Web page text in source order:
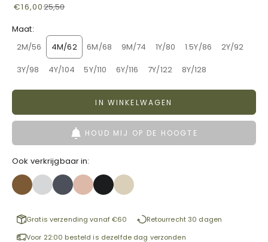
Aanbiedingsprijs
€16,00Normale prijs
25,50
Maat:
2M/56
4M/62 6M/68 9M/74 1Y/80 1.5Y/86
2Y/92
3Y/98
4Y/104 5Y/110 6Y/116 7Y/122 8Y/128
IN WINKELWAGEN
HOUD MIJ OP DE HOOGTE
Ook verkrijgbaar in:
Gratis verzending vanaf €60
Retourrecht 30 dagen
Voor 22:00 besteld is dezelfde dag verzonden